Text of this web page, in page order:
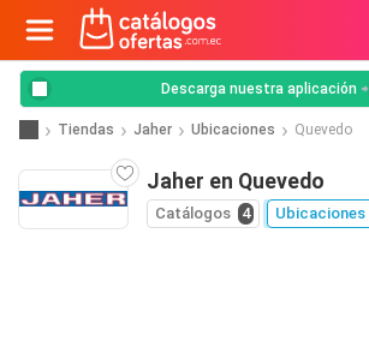
Descarga nuestra aplicación
Tiendas Jaher Ubicaciones Quevedo
Jaher en Quevedo
Catálogos 4 Ubicaciones